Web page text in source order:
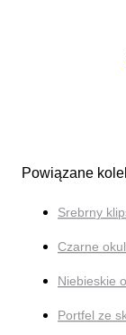
Powiązane
Srebrny
Czarne
Niebieskie
Portfel ze